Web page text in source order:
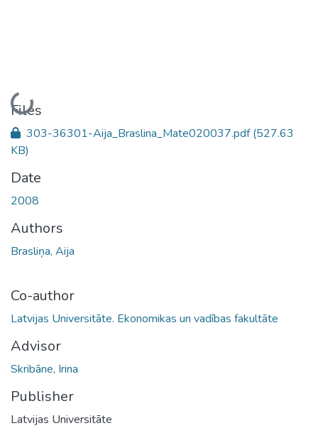
Loading...
Files
303-36301-Aija_Braslina_Mate020037.pdf(527.63
KB)
Date
2008
Authors
Brasliņa, Aija
Co-author
Latvijas Universitāte. Ekonomikas un vadības fakultāte
Advisor
Skribāne, Irina
Publisher
Latvijas Universitāte